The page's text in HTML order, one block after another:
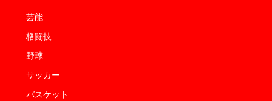
芸能
格闘技
野球
サッカー
バスケット